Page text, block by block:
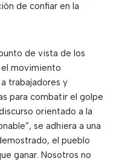
de confiar en la
de vista de los
movimiento
trabajadores y
para combatir el golpe
orientado a la
se adhiera a una
el pueblo
ganar. Nosotros no